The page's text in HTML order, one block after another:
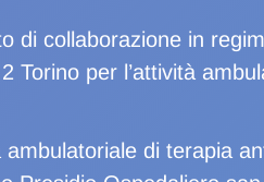
di collaborazione in
Torino per l’attività
di terapia